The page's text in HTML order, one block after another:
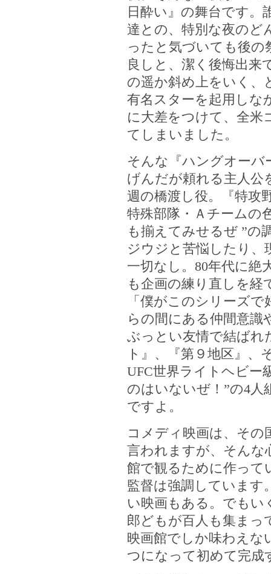
日酔い』の舞台です。
達との、特別な夜のど
ったと気づいても後
良しと、潔く後悔出来
の遥か斜め上をいく、
有名スターを起用しな
に大差をつけて、全米
てしまいました。
そんな『ハングオーバ
げんだが頼れる主人公
週の橋渡し役。『特攻
特殊部隊・Ａチームの
も揃えてみせるぜ ”の
ジウジと苦悩したり、
一切なし。80年代に絶
も企画の練り直しを経
「僕がこのシリーズ
らの間にある仲間意
ぶっとい友情で結ばれ
ト』、『第９地区』
UFC世界ライトヘビー
のはいないぜ！”の4
ですよ。
コメディ映画は、そ
言われますが、そんな
館で観るために作って
監督は強調しています
い映画もある。でもい
郎どもが百人も集まっ
映画館でしか味わえな
つになって初めて完成